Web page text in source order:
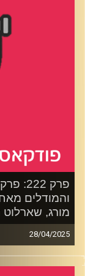
רבע 3:
פרק
מורג, שארלוט
28/04/2025
פודקאסט
דוידוביץ' ועידן